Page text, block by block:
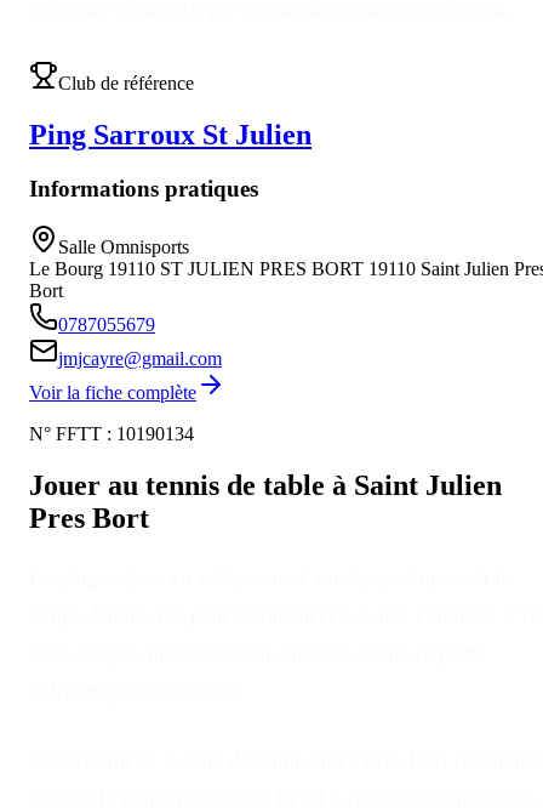
Club de référence
Ping Sarroux St Julien
Informations pratiques
Salle Omnisports
Le Bourg 19110 ST JULIEN PRES BORT 19110 Saint Julien
Bort
0787055679
jmjcayre@gmail.com
Voir la fiche complète
N° FFTT : 10190134
Jouer au tennis de table à Saint Julien
Pres Bort